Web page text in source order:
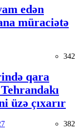
edən
müraciətə
342
qara
üzə çıxarır
382